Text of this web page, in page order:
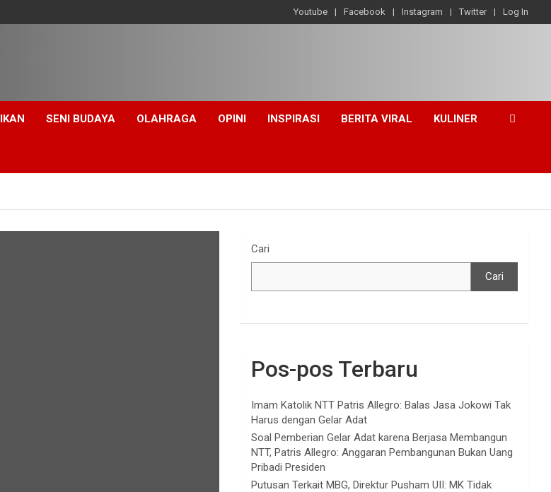
Youtube Facebook Instagram Twitter Log In
SENI BUDAYA OLAHRAGA OPINI INSPIRASI BERITA VIRAL KULINER
Cari
Cari
Pos-pos Terbaru
Imam Katolik NTT Patris Allegro: Balas Jasa Jokowi Tak
Harus dengan Gelar Adat
Soal Pemberian Gelar Adat karena Berjasa Membangun
NTT, Patris Allegro: Anggaran Pembangunan Bukan Uang
Pribadi Presiden
Putusan Terkait MBG, Direktur Pusham UII: MK Tidak